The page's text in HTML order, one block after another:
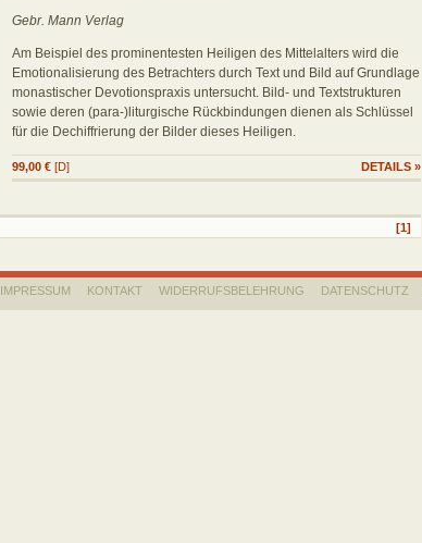
Gebr. Mann Verlag
Am Beispiel des prominentesten Heiligen des Mittelalters wird die
Emotionalisierung des Betrachters durch Text und Bild auf Grundlage
monastischer Devotionspraxis untersucht. Bild- und Textstrukturen
sowie deren (para-)liturgische Rückbindungen dienen als Schlüssel
für die Dechiffrierung der Bilder dieses Heiligen.
99,00 € [D] DETAILS »
[1]
IMPRESSUM KONTAKT WIDERRUFSBELEHRUNG DATENSCHUTZ